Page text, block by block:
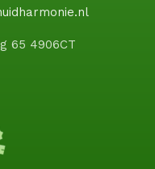
65 4906CT